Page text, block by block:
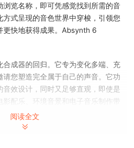
浏览名称，即可凭感觉找到所需的音
式呈现的音色世界中穿梭，引领您
更快地获得成果。Absynth 6
合成器的回归。它专为变化多端、充
您塑造完全属于自己的声音。它功
效设计，同时又足够直观，即使是
配乐、环境音景和电子音乐制作带
阅读全文